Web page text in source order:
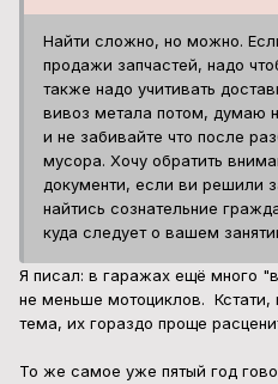
Найти сложно, но можно.
продажи запчастей, надо
также надо учитивать
вивоз метала потом, думаю
и не забивайте что после
мусора. Хочу обратить
документи, если ви решили
найтись сознательние
куда следует о вашем
Я писал: в гаражах ещё много
не меньше мотоциклов. Кстати,
тема, их гораздо проще
То же самое уже пятый год